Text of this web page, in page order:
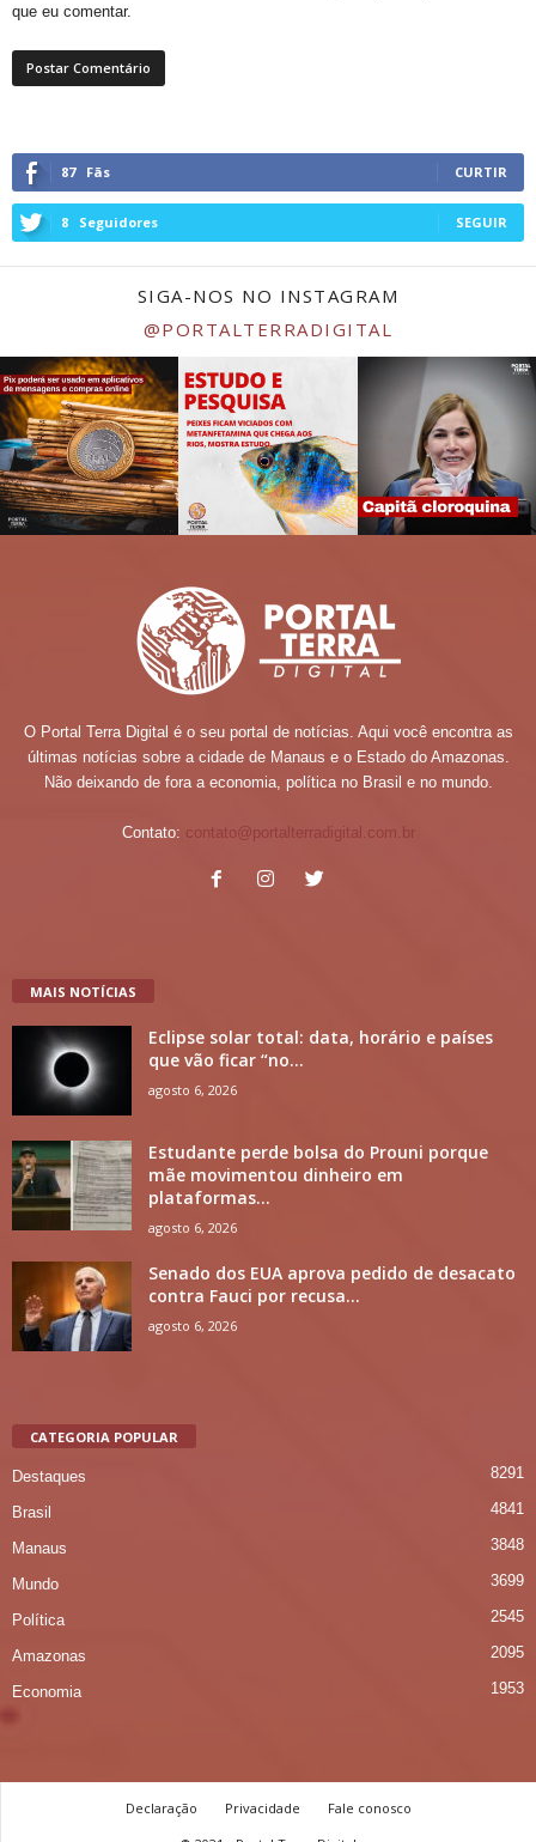
que eu comentar.
87 Fãs CURTIR
8 Seguidores SEGUIR
SIGA-NOS NO INSTAGRAM
@PORTALTERRADIGITAL
O Portal Terra Digital é o seu portal de notícias. Aqui você encontra as
últimas notícias sobre a cidade de Manaus e o Estado do Amazonas.
Não deixando de fora a economia, política no Brasil e no mundo.
Contato: contato@portalterradigital.com.br
MAIS NOTÍCIAS
Eclipse solar total: data, horário e países
que vão ficar “no...
agosto 6, 2026
Estudante perde bolsa do Prouni porque
mãe movimentou dinheiro em
plataformas...
agosto 6, 2026
Senado dos EUA aprova pedido de desacato
contra Fauci por recusa...
agosto 6, 2026
CATEGORIA POPULAR
Destaques 8291
Brasil 4841
Manaus 3848
Mundo 3699
Política 2545
Amazonas 2095
Economia 1953
Declaração Privacidade
Fale conosco